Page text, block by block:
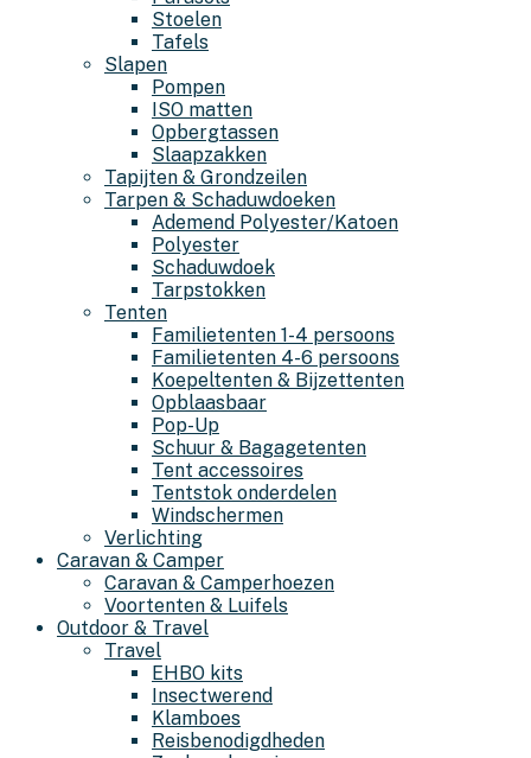
Stoelen
Tafels
Slapen
Pompen
ISO matten
Opbergtassen
Slaapzakken
Tapijten & Grondzeilen
Tarpen & Schaduwdoeken
Ademend Polyester/Katoen
Polyester
Schaduwdoek
Tarpstokken
Tenten
Familietenten 1-4 persoons
Familietenten 4-6 persoons
Koepeltenten & Bijzettenten
Opblaasbaar
Pop-Up
Schuur & Bagagetenten
Tent accessoires
Tentstok onderdelen
Windschermen
Verlichting
Caravan & Camper
Caravan & Camperhoezen
Voortenten & Luifels
Outdoor & Travel
Travel
EHBO kits
Insectwerend
Klamboes
Reisbenodigdheden